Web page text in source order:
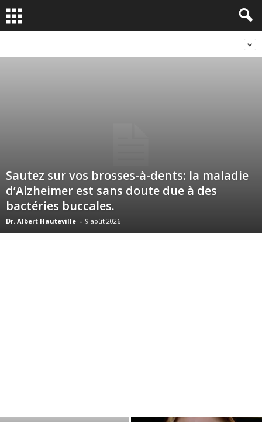
Sautez sur vos brosses-à-dents: la maladie
d’Alzheimer est sans doute due à des
bactéries buccales.
Dr. Albert Hauteville - 9 août 2026